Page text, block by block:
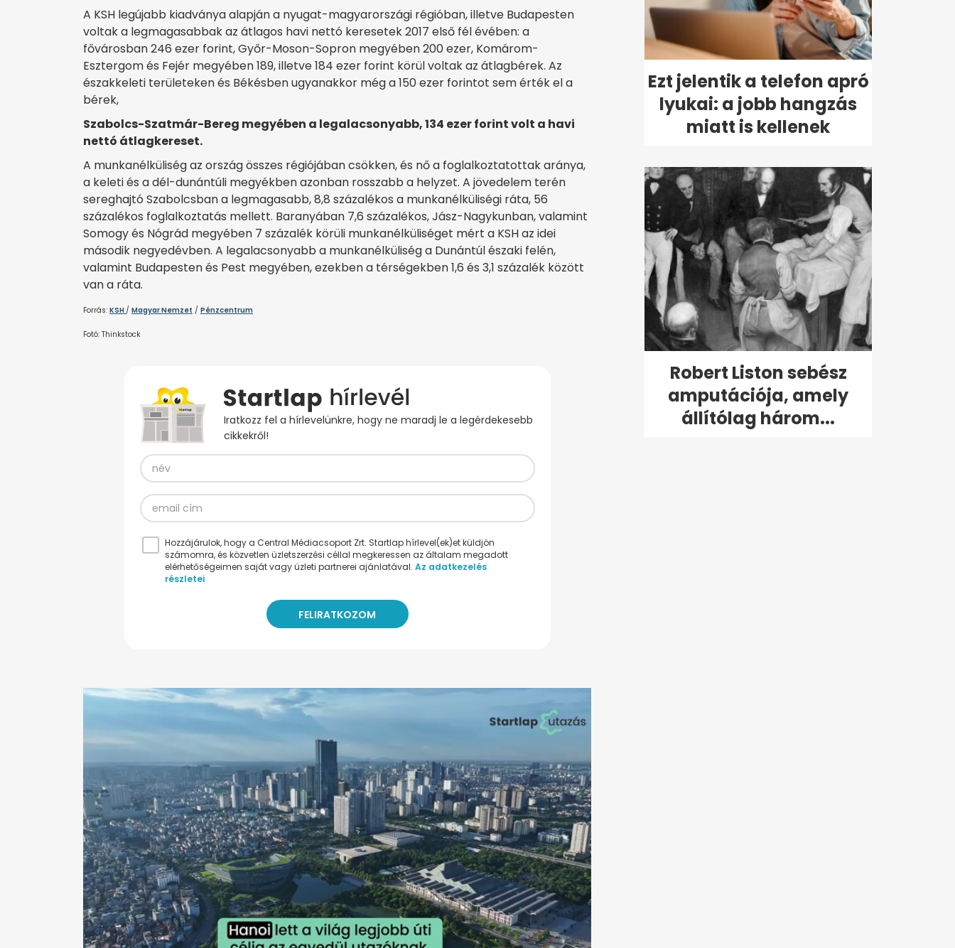
A KSH legújabb kiadványa alapján a nyugat-magyarországi régióban, illetve Budapesten
voltak a legmagasabbak az átlagos havi nettó keresetek 2017 első fél évében: a
fővárosban 246 ezer forint, Győr-Moson-Sopron megyében 200 ezer, Komárom-
Esztergom és Fejér megyében 189, illetve 184 ezer forint körül voltak az átlagbérek. Az
északkeleti területeken és Békésben ugyanakkor még a 150 ezer forintot sem érték el a
bérek,
Szabolcs-Szatmár-Bereg megyében a legalacsonyabb, 134 ezer forint volt a havi
nettó átlagkereset.
A munkanélküliség az ország összes régiójában csökken, és nő a foglalkoztatottak aránya,
a keleti és a dél-dunántúli megyékben azonban rosszabb a helyzet. A jövedelem terén
sereghajtó Szabolcsban a legmagasabb, 8,8 százalékos a munkanélküliségi ráta, 56
százalékos foglalkoztatás mellett. Baranyában 7,6 százalékos, Jász-Nagykunban, valamint
Somogy és Nógrád megyében 7 százalék körüli munkanélküliséget mért a KSH az idei
második negyedévben. A legalacsonyabb a munkanélküliség a Dunántúl északi felén,
valamint Budapesten és Pest megyében, ezekben a térségekben 1,6 és 3,1 százalék között
van a ráta.
Forrás: KSH/ Magyar Nemzet / Pénzcentrum
Fotó: Thinkstock
Iratkozz fel a hírlevelünkre, hogy ne maradj le a legérdekesebb
cikkekről!
Hozzájárulok, hogy a Central Médiacsoport Zrt. Startlap hírlevel(ek)et küldjön
számomra, és közvetlen üzletszerzési céllal megkeressen az általam megadott
elérhetőségeimen saját vagy üzleti partnerei ajánlatával. Az adatkezelés
részletei
Ezt jelentik a telefon apró
lyukai: a jobb hangzás
miatt is kellenek
Robert Liston sebész
amputációja, amely
állítólag három...